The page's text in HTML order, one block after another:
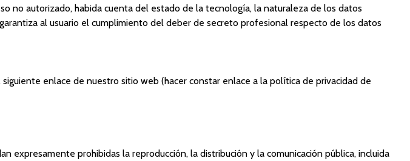
no autorizado, habida cuenta del estado de la tecnología, la naturaleza de los datos
al usuario el cumplimiento del deber de secreto profesional respecto de los datos
enlace de nuestro sitio web (hacer constar enlace a la política de privacidad de
prohibidas la reproducción, la distribución y la comunicación pública, incluida